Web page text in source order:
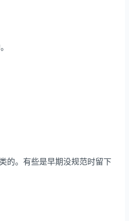
的。有些是早期没规范时留下